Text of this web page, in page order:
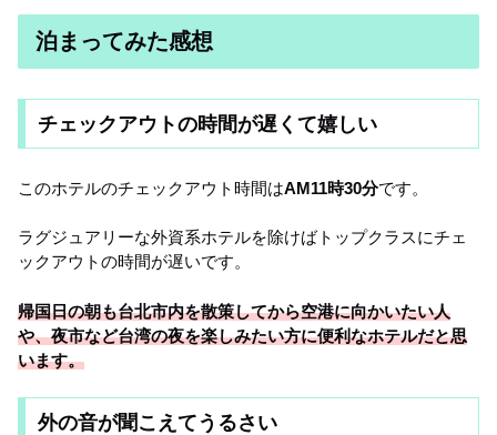
泊まってみた感想
チェックアウトの時間が遅くて嬉しい
このホテルのチェックアウト時間はAM11時30分です。
ラグジュアリーな外資系ホテルを除けばトップクラスにチェ
ックアウトの時間が遅いです。
帰国日の朝も台北市内を散策してから空港に向かいたい人
や、夜市など台湾の夜を楽しみたい方に便利なホテルだと思
います。
外の音が聞こえてうるさい